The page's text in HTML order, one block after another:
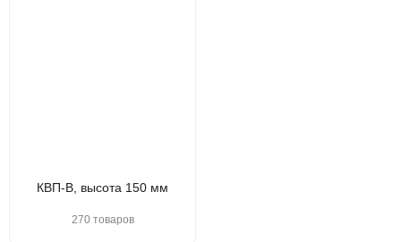
КВП-В, высота 150 мм
270 товаров